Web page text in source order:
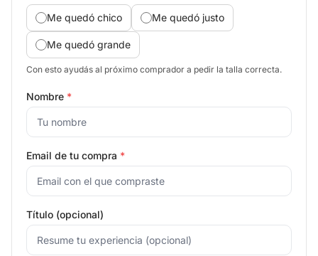
Me quedó chico Me quedó justo
Me quedó grande
Con esto ayudás al próximo comprador a pedir la talla correcta.
Nombre *
Email de tu compra *
Título (opcional)